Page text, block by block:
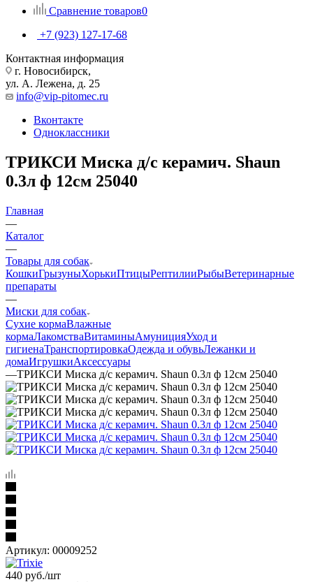
Сравнение товаров0
+7 (923) 127-17-68
Контактная информация
г. Новосибирск,
ул. А. Лежена, д. 25
info@vip-pitomec.ru
Вконтакте
Одноклассники
ТРИКСИ Миска д/с керамич. Shaun
0.3л ф 12см 25040
Главная
—
Каталог
—
Товары для собак
КошкиГрызуныХорькиПтицыРептилииРыбыВетеринарные
препараты
—
Миски для собак
Сухие кормаВлажные
кормаЛакомстваВитаминыАмуницияУход и
гигиенаТранспортировкаОдежда и обувьЛежанки и
домаИгрушкиАксессуары
—ТРИКСИ Миска д/с керамич. Shaun 0.3л ф 12см 25040
Артикул: 00009252
440 руб./шт